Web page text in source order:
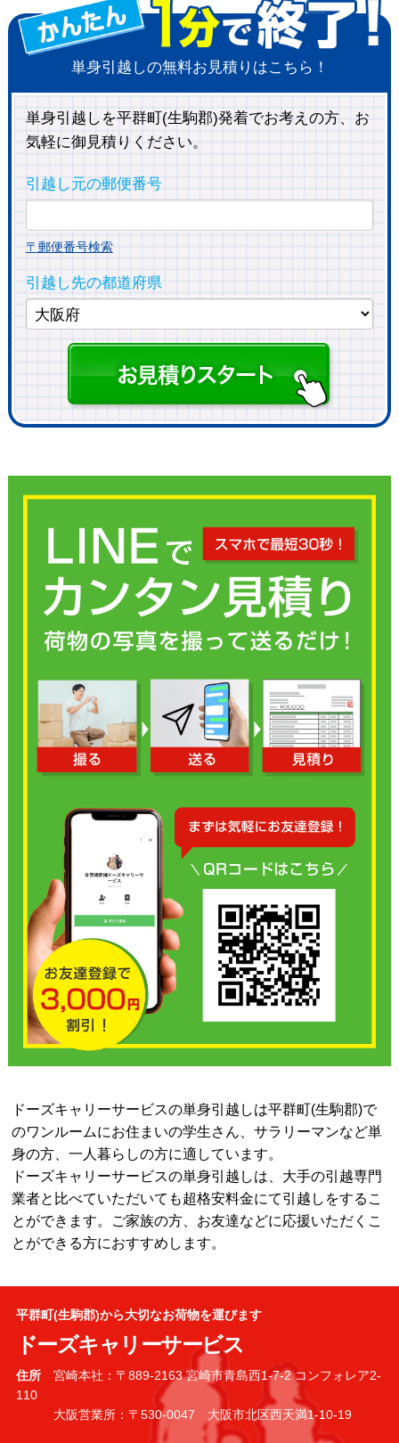
単身引越しの無料お見積りはこちら！
単身引越しを平群町(生駒郡)発着でお考えの方、お
気軽に御見積りください。
引越し元の郵便番号
〒郵便番号検索
引越し先の都道府県
ドーズキャリーサービスの単身引越しは平群町(生駒郡)で
のワンルームにお住まいの学生さん、サラリーマンなど単
身の方、一人暮らしの方に適しています。
ドーズキャリーサービスの単身引越しは、大手の引越専門
業者と比べていただいても超格安料金にて引越しをするこ
とができます。ご家族の方、お友達などに応援いただくこ
とができる方におすすめします。
平群町(生駒郡)から大切なお荷物を運びます
ドーズキャリーサービス
住所宮崎本社：〒889-2163 宮崎市青島西1-7-2 コンフォレア2-
110
大阪営業所：〒530-0047 大阪市北区西天満1-10-19